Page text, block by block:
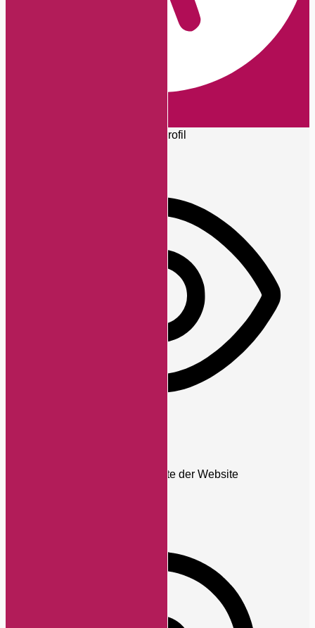
Wählen Sie Ihr Barrierefreiheitsprofil
Verbessert die visuellen Elemente der Website